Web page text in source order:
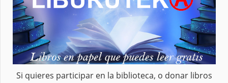
Si quieres participar en la biblioteca, o donar libros